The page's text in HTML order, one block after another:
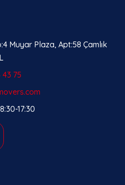
Muyar Plaza, Apt:58 Çamlık
43 75
17:30